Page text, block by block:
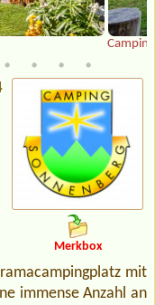
Merkbox
mit
immense Anzahl an